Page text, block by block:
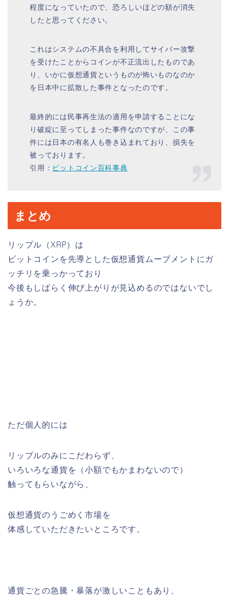
程度になっていたので、恐ろしいほどの額が消失
したと思ってください。
これはシステムの不具合を利用してサイバー攻撃
を受けたことからコインが不正流出したものであ
り、いかに仮想通貨というものが怖いものなのか
を日本中に拡散した事件となったのです。
最終的には民事再生法の適用を申請することにな
り破綻に至ってしまった事件なのですが、この事
件には日本の有名人も巻き込まれており、損失を
被っております。
引用： ビットコイン百科事典
まとめ
リップル（XRP）は
ビットコインを先導とした仮想通貨ムーブメントにガ
ッチリを乗っかっており
今後もしばらく伸び上がりが見込めるのではないでし
ょうか。
ただ個人的には
リップルのみにこだわらず、
いろいろな通貨を（小額でもかまわないので）
触ってもらいながら、
仮想通貨のうごめく市場を
体感していただきたいところです。
通貨ごとの急騰・暴落が激しいこともあり、